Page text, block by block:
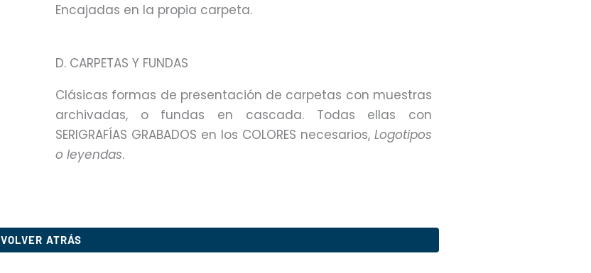
Encajadas en la propia carpeta.
D. CARPETAS Y FUNDAS
Clásicas formas de presentación de carpetas con muestras
archivadas, o fundas en cascada. Todas ellas con
SERIGRAFÍAS GRABADOS en los COLORES necesarios, Logotipos
o leyendas.
VOLVER ATRÁS